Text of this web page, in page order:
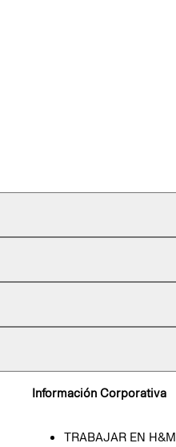
Información Corporativa
TRABAJAR EN H&M